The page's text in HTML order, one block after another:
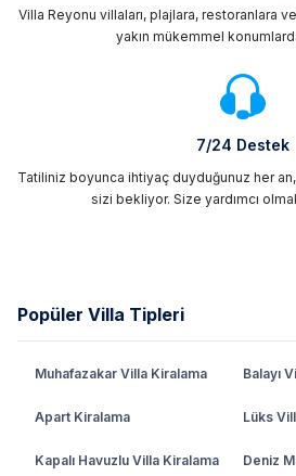
Villa Reyonu villaları, plajlara, restoranlara
yakın mükemmel
7/24 Destek
Tatiliniz boyunca ihtiyaç duyduğunuz her
sizi bekliyor. Size yardımcı
Popüler Villa Tipleri
Muhafazakar Villa Kiralama Balayı
Apart Kiralama Lüks
Kapalı Havuzlu Villa Kiralama Deniz